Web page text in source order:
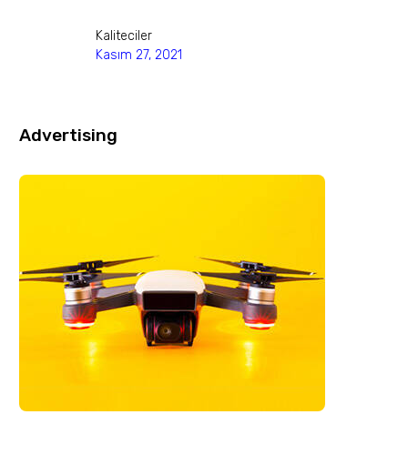
Kaliteciler
Kasım 27, 2021
Advertising